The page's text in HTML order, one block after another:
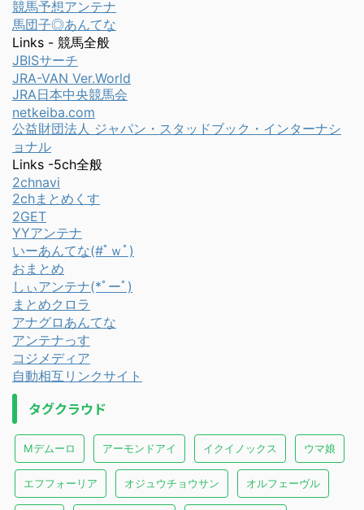
競馬予想アンテナ
馬団子◎あんてな
Links - 競馬全般
JBISサーチ
JRA-VAN Ver.World
JRA日本中央競馬会
netkeiba.com
公益財団法人 ジャパン・スタッドブック・インターナシ
ョナル
Links -5ch全般
2chnavi
2chまとめくす
2GET
YYアンテナ
いーあんてな(#ﾟｗﾟ)
おまとめ
しぃアンテナ(*ﾟーﾟ)
まとめクロラ
アナグロあんてな
アンテナっす
コジメディア
自動相互リンクサイト
タグクラウド
Mデムーロ アーモンドアイ イクイノックス ウマ娘
エフフォーリア オジュウチョウサン オルフェーヴル